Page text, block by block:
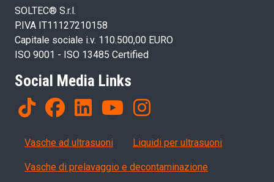
SOLTEC® S.r.l.
P.IVA IT11127210158
Capitale sociale i.v. 110.500,00 EURO
ISO 9001 - ISO 13485 Certified
Social Media Links
Products
Vasche ad ultrasuoni Liquidi per ultrasuoni
Vasche di prelavaggio e decontaminazione